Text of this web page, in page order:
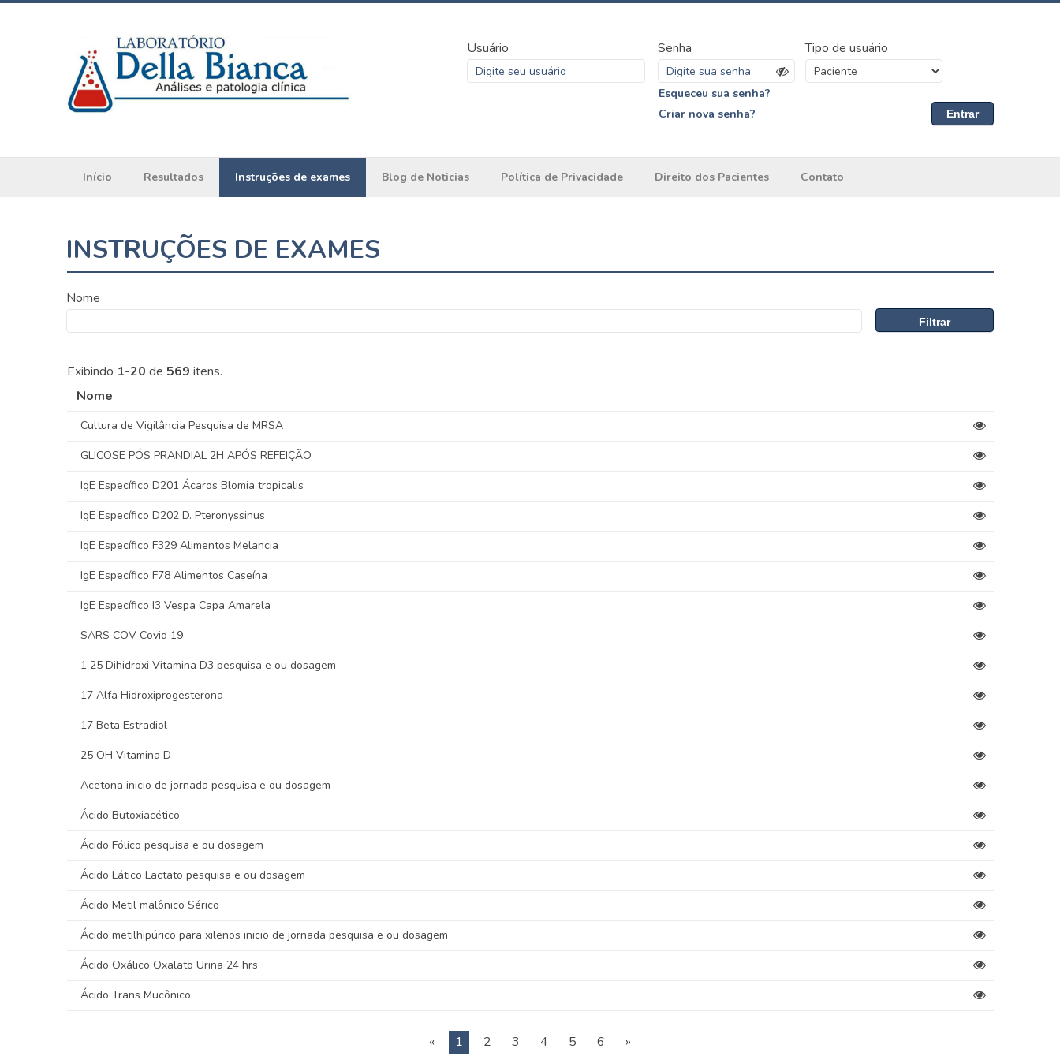
Usuário Senha
Esqueceu sua senha?
Criar nova senha?
Tipo de usuário
Entrar
Início Resultados Instruções de exames Blog de Noticias Política de Privacidade Direito dos Pacientes Contato
INSTRUÇÕES DE EXAMES
Nome
Filtrar
Exibindo 1-20 de 569 itens.
Nome
Cultura de Vigilância Pesquisa de MRSA
GLICOSE PÓS PRANDIAL 2H APÓS REFEIÇÃO
IgE Específico D201 Ácaros Blomia tropicalis
IgE Específico D202 D. Pteronyssinus
IgE Específico F329 Alimentos Melancia
IgE Específico F78 Alimentos Caseína
IgE Específico I3 Vespa Capa Amarela
SARS COV Covid 19
1 25 Dihidroxi Vitamina D3 pesquisa e ou dosagem
17 Alfa Hidroxiprogesterona
17 Beta Estradiol
25 OH Vitamina D
Acetona inicio de jornada pesquisa e ou dosagem
Ácido Butoxiacético
Ácido Fólico pesquisa e ou dosagem
Ácido Lático Lactato pesquisa e ou dosagem
Ácido Metil malônico Sérico
Ácido metilhipúrico para xilenos inicio de jornada pesquisa e ou dosagem
Ácido Oxálico Oxalato Urina 24 hrs
Ácido Trans Mucônico
« 1 2 3 4 5 6 »